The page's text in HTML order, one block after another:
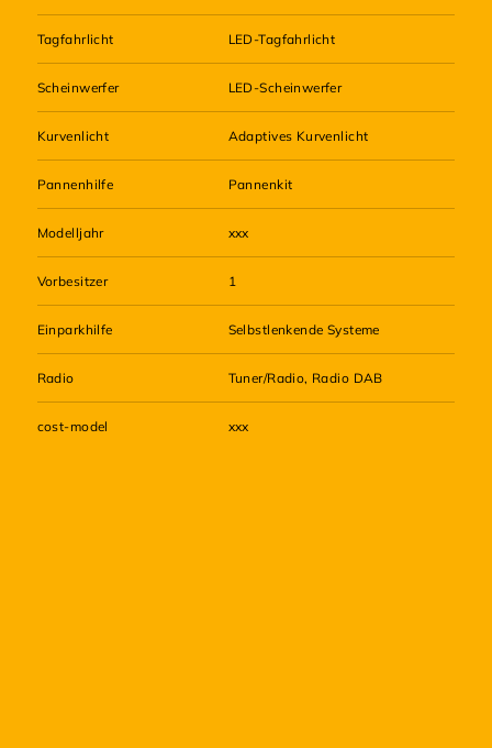
Tagfahrlicht LED-Tagfahrlicht
Scheinwerfer LED-Scheinwerfer
Kurvenlicht Adaptives Kurvenlicht
Pannenhilfe Pannenkit
Modelljahr xxx
Vorbesitzer 1
Einparkhilfe Selbstlenkende Systeme
Radio Tuner/Radio, Radio DAB
cost-model xxx